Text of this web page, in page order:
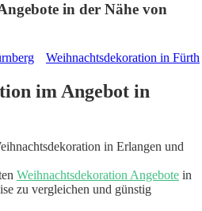
in der Nähe von
Weihnachtsdekoration in Fürth
im Angebot in
in Erlangen und
Weihnachtsdekoration Angebote in
zu vergleichen und günstig